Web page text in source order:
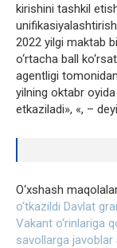
kirishini tashkil
2022 yilgi maktab
o‘rtacha ball
agentligi
yilning oktabr
etkaziladi», «, –
O‘xshash
o‘tkazildi Davlat
Vakant o‘rinlariga
savollarga javoblar